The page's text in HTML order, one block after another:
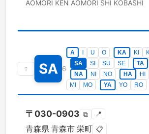
AOMORI KEN AOMORI SHI KOBASHI
↑ SA 6
A U O KA KI
SA
SI SU SE TA
NA
NI NO HA HI
MI
MO YA YO RO
〒 030-0903 ⧉ 📍
青森県 青森市 栄町 📋